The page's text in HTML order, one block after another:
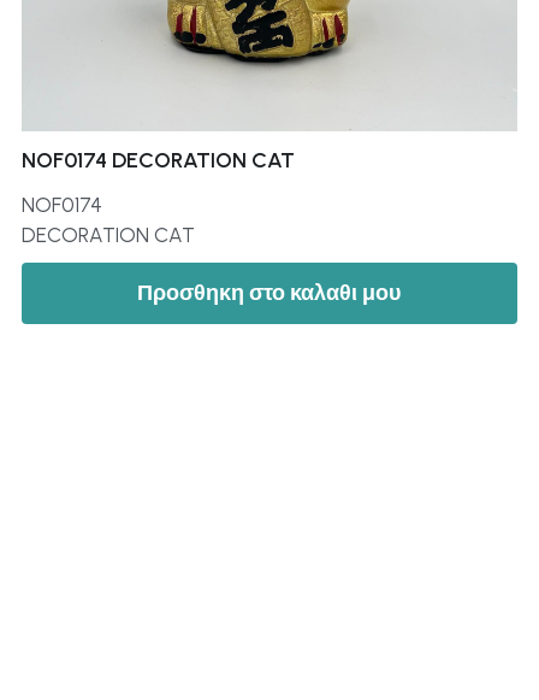
NOF0174 DECORATION CAT
NOF0174
DECORATION CAT
Προσθηκη στο καλαθι μου